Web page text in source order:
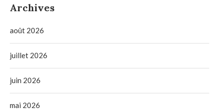
Archives
août 2026
juillet 2026
juin 2026
mai 2026